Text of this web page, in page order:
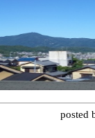
posted